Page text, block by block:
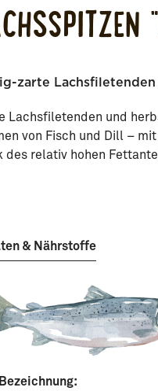
zarte
Lachsfiletenden und
von Fisch und Dill –
des relativ hohen
& Nährstoffe